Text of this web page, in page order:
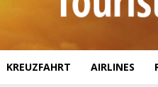
KREUZFAHRT AIRLINES